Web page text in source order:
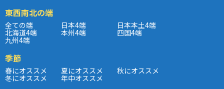
東西南北の端
全ての端 日本4端 日本本土4端
北海道4端 本州4端 四国4端
九州4端
季節
春にオススメ 夏にオススメ 秋にオススメ
冬にオススメ 年中オススメ